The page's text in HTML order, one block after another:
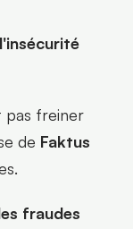
pas freiner
de Faktus
fraudes